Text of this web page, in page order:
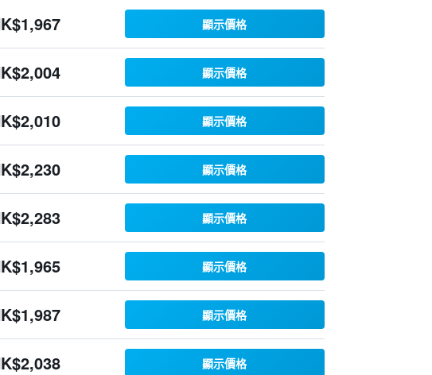
顯示價格
顯示價格
顯示價格
顯示價格
顯示價格
顯示價格
顯示價格
顯示價格